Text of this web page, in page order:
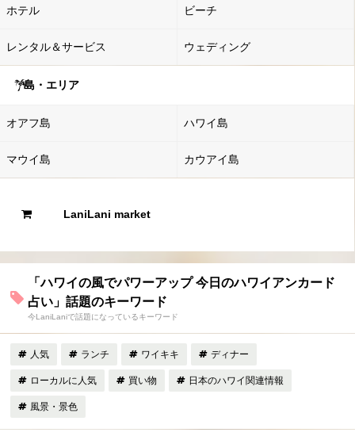
ホテル ビーチ
レンタル＆サービス ウェディング
島・エリア
オアフ島 ハワイ島
マウイ島 カウアイ島
LaniLani market
「ハワイの風でパワーアップ 今日のハワイアンカード
占い」話題のキーワード
今LaniLaniで話題になっているキーワード
人気 ランチ ワイキキ ディナー
ローカルに人気 買い物 日本のハワイ関連情報
風景・景色